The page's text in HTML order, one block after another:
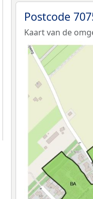
Postcode
Kaart van de